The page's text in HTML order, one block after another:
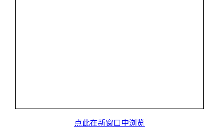
点此在新窗口中浏览